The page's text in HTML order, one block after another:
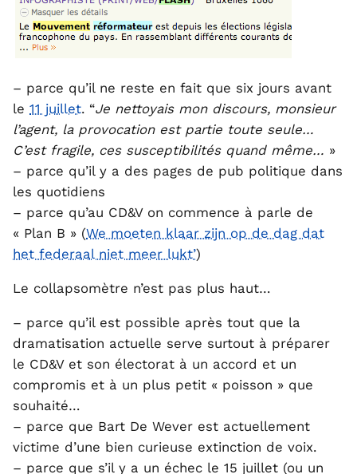
– parce qu’il ne reste en fait que six jours avant
le 11 juillet. “Je nettoyais mon discours, monsieur
l’agent, la provocation est partie toute seule…
C’est fragile, ces susceptibilités quand même… »
– parce qu’il y a des pages de pub politique dans
les quotidiens
– parce qu’au CD&V on commence à parle de
« Plan B » (We moeten klaar zijn op de dag dat
het federaal niet meer lukt’)
Le collapsomètre n’est pas plus haut…
– parce qu’il est possible après tout que la
dramatisation actuelle serve surtout à préparer
le CD&V et son électorat à un accord et un
compromis et à un plus petit « poisson » que
souhaité…
– parce que Bart De Wever est actuellement
victime d’une bien curieuse extinction de voix.
– parce que s’il y a un échec le 15 juillet (ou un